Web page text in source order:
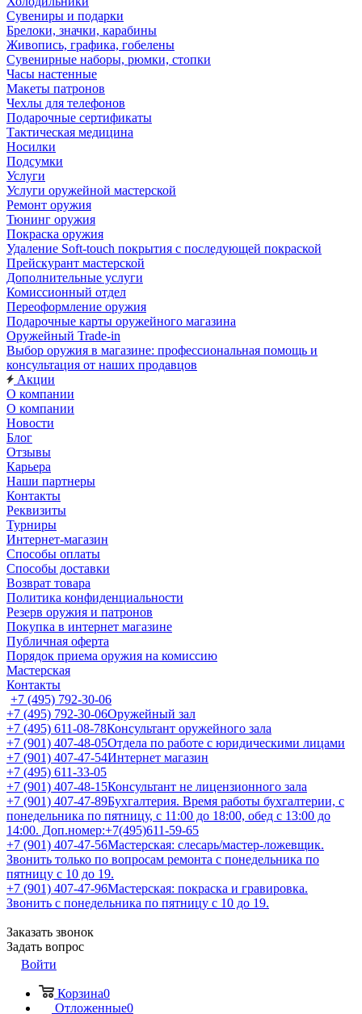
Сувениры и подарки
Брелоки, значки, карабины
Живопись, графика, гобелены
Сувенирные наборы, рюмки, стопки
Часы настенные
Макеты патронов
Чехлы для телефонов
Подарочные сертификаты
Тактическая медицина
Носилки
Подсумки
Услуги
Услуги оружейной мастерской
Ремонт оружия
Тюнинг оружия
Покраска оружия
Удаление Soft-touch покрытия с последующей покраской
Прейскурант мастерской
Дополнительные услуги
Комиссионный отдел
Переоформление оружия
Подарочные карты оружейного магазина
Оружейный Trade-in
Выбор оружия в магазине: профессиональная помощь и
консультация от наших продавцов
Акции
О компании
О компании
Новости
Блог
Отзывы
Карьера
Наши партнеры
Контакты
Реквизиты
Турниры
Интернет-магазин
Способы оплаты
Способы доставки
Возврат товара
Политика конфиденциальности
Резерв оружия и патронов
Покупка в интернет магазине
Публичная оферта
Порядок приема оружия на комиссию
Мастерская
Контакты
+7 (495) 792-30-06
+7 (495) 792-30-06Оружейный зал
+7 (495) 611-08-78Консультант оружейного зала
+7 (901) 407-48-05Отдела по работе с юридическими лицами
+7 (901) 407-47-54Интернет магазин
+7 (495) 611-33-05
+7 (901) 407-48-15Консультант не лицензионного зала
+7 (901) 407-47-89Бухгалтерия. Время работы бухгалтерии, с
понедельника по пятницу, с 11:00 до 18:00, обед с 13:00 до
14:00. Доп.номер:+7(495)611-59-65
+7 (901) 407-47-56Мастерская: слесарь/мастер-ложевщик.
Звонить только по вопросам ремонта с понедельника по
пятницу с 10 до 19.
+7 (901) 407-47-96Мастерская: покраска и гравировка.
Звонить с понедельника по пятницу с 10 до 19.
Заказать звонок
Задать вопрос
Войти
Корзина0
Отложенные0